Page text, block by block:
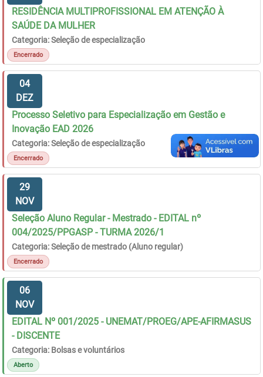
RESIDÊNCIA MULTIPROFISSIONAL EM ATENÇÃO À
SAÚDE DA MULHER
Categoria: Seleção de especialização
Encerrado
04
DEZ
Processo Seletivo para Especialização em Gestão e
Inovação EAD 2026
Categoria: Seleção de especialização
Encerrado
29
NOV
Seleção Aluno Regular - Mestrado - EDITAL nº
004/2025/PPGASP - TURMA 2026/1
Categoria: Seleção de mestrado (Aluno regular)
Encerrado
06
NOV
EDITAL Nº 001/2025 - UNEMAT/PROEG/APE-AFIRMASUS
- DISCENTE
Categoria: Bolsas e voluntários
Aberto